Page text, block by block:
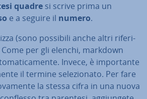
quadre si scrive prima un
e a seguire il numero.
(sono possibili anche altri ri­fe­ri­
per gli elenchi, markdown
Invece, è im­por­tan­te
il termine se­le­zio­na­to. Per fare
la stessa cifra in una nuova